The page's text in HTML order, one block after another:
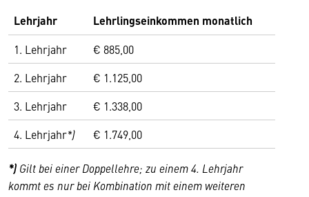
Lehrjahr Lehrlingseinkommen monatlich
1. Lehrjahr
€ 885,00
2. Lehrjahr
€ 1.125,00
3. Lehrjahr
€ 1.338,00
4. Lehrjahr*) € 1.749,00
*) Gilt bei einer Doppellehre; zu einem 4. Lehrjahr
kommt es nur bei Kombination mit einem weiteren